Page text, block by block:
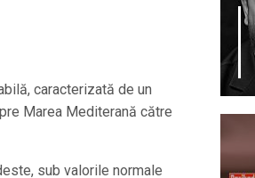
caracterizată de un
Marea Mediterană către
sub valorile normale